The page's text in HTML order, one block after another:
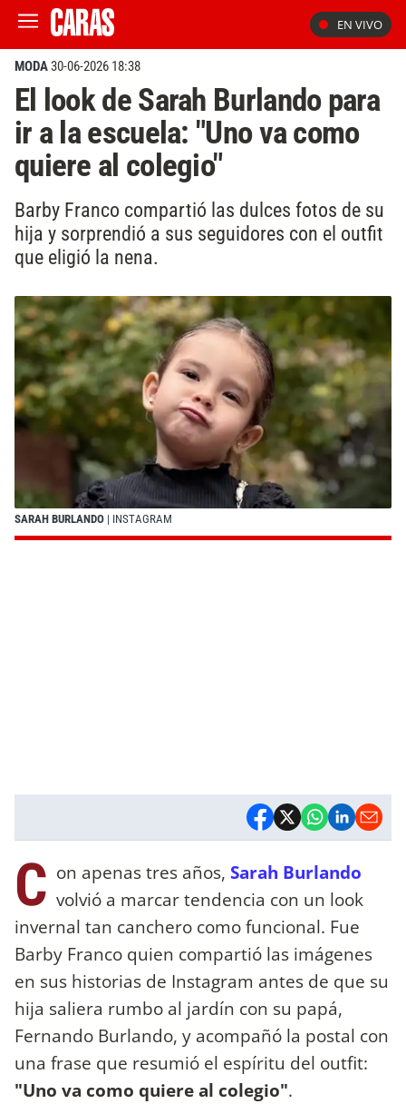
EN VIVO
MODA30-06-2026 18:38
El look de Sarah Burlando para
ir a la escuela: "Uno va como
quiere al colegio"
Barby Franco compartió las dulces fotos de su
hija y sorprendió a sus seguidores con el outfit
que eligió la nena.
SARAH BURLANDO | INSTAGRAM
C on apenas tres años, Sarah Burlando
volvió a marcar tendencia con un look
invernal tan canchero como funcional. Fue
Barby Franco quien compartió las imágenes
en sus historias de Instagram antes de que su
hija saliera rumbo al jardín con su papá,
Fernando Burlando, y acompañó la postal con
una frase que resumió el espíritu del outfit:
"Uno va como quiere al colegio".